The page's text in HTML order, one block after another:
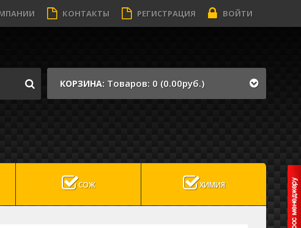
КОНТАКТЫ РЕГИСТРАЦИЯ ВОЙТИ
КОРЗИНА: Товаров: 0 (0.00руб.)
СОЖ ХИМИЯ